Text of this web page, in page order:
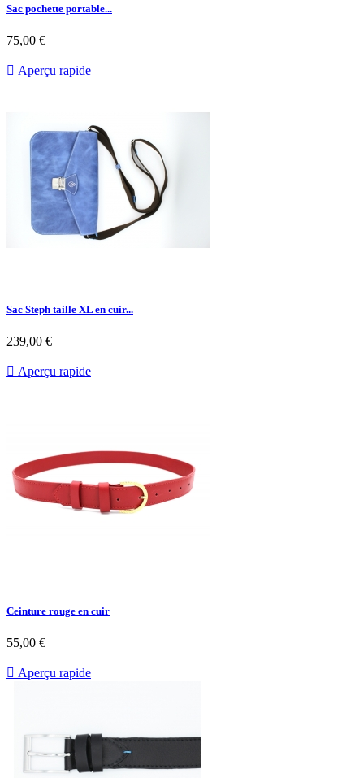
Sac pochette portable...
75,00 €
 Aperçu rapide
Sac Steph taille XL en cuir...
239,00 €
 Aperçu rapide
Ceinture rouge en cuir
55,00 €
 Aperçu rapide